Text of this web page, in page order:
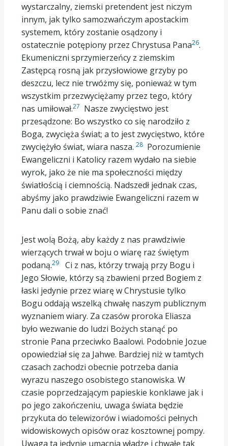
wystarczalny, ziemski pretendent jest niczym
innym, jak tylko samozwańczym apostackim
systemem, który zostanie osądzony i
ostatecznie potępiony przez Chrystusa Pana26.
Ekumeniczni sprzymierzeńcy z ziemskim
Zastępcą rosną jak przysłowiowe grzyby po
deszczu, lecz nie trwóżmy się, ponieważ w tym
wszystkim przezwyciężamy przez tego, który
nas umiłował.27 Nasze zwycięstwo jest
przesądzone: Bo wszystko co się narodziło z
Boga, zwycięża świat; a to jest zwycięstwo, które
zwyciężyło świat, wiara nasza. 28 Porozumienie
Ewangeliczni i Katolicy razem wydało na siebie
wyrok, jako że nie ma społeczności między
światłością i ciemnością. Nadszedł jednak czas,
abyśmy jako prawdziwie Ewangeliczni razem w
Panu dali o sobie znać!
Jest wolą Bożą, aby każdy z nas prawdziwie
wierzących trwał w boju o wiarę raz świętym
podaną.29
Ci z nas, którzy trwają przy Bogu i
Jego Słowie, którzy są zbawieni przed Bogiem z
łaski jedynie przez wiarę w Chrystusie tylko
Bogu oddają wszelką chwałę naszym publicznym
wyznaniem wiary. Za czasów proroka Eliasza
było wezwanie do ludzi Bożych stanąć po
stronie Pana przeciwko Baalowi. Podobnie Jozue
opowiedział się za Jahwe. Bardziej niż w tamtych
czasach zachodzi obecnie potrzeba dania
wyrazu naszego osobistego stanowiska. W
czasie poprzedzającym papieskie konklawe jak i
po jego zakończeniu, uwaga świata będzie
przykuta do telewizorów i wiadomości pełnych
widowiskowych opisów oraz kosztownej pompy.
Uwaga ta jedynie umacnia władzę i chwałę tak